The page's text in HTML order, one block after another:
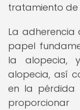
tratamiento de
La
papel
la alopecia,
alopecia, así
en la pérdida